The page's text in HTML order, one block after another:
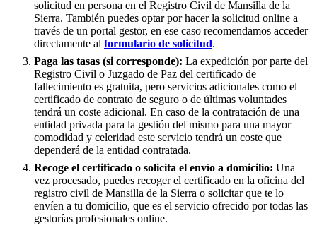
solicitud en persona en el Registro Civil de Mansilla de la
Sierra. También puedes optar por hacer la solicitud online a
través de un portal gestor, en ese caso recomendamos acceder
directamente al formulario de solicitud.
Paga las tasas (si corresponde): La expedición por parte del
Registro Civil o Juzgado de Paz del certificado de
fallecimiento es gratuita, pero servicios adicionales como el
certificado de contrato de seguro o de últimas voluntades
tendrá un coste adicional. En caso de la contratación de una
entidad privada para la gestión del mismo para una mayor
comodidad y celeridad este servicio tendrá un coste que
dependerá de la entidad contratada.
Recoge el certificado o solicita el envío a domicilio: Una
vez procesado, puedes recoger el certificado en la oficina del
registro civil de Mansilla de la Sierra o solicitar que te lo
envíen a tu domicilio, que es el servicio ofrecido por todas las
gestorías profesionales online.